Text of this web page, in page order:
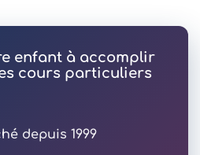
enfant à accomplir
cours particuliers
depuis 1999